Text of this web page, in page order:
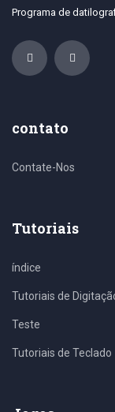
Programa de
contato
Contate-Nos
Tutoriais
índice
Tutoriais de
Teste
Tutoriais de Teclado